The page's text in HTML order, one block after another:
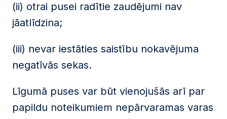
(ii) otrai pusei radītie zaudējumi nav
jāatlīdzina;
(iii) nevar iestāties saistību nokavējuma
negatīvās sekas.
Līgumā puses var būt vienojušās arī par
papildu noteikumiem nepārvaramas varas